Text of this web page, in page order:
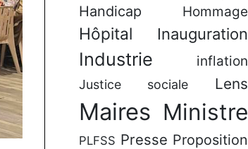
Handicap
Hommage
Hôpital Inauguration
Industrie inflation
Justice sociale Lens
Maires Ministre
PLFSS Presse Proposition